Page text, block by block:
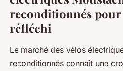
reconditionnés pour
réfléchi
Le marché des vélos
reconditionnés connaît une